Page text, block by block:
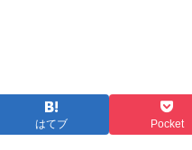
はてブ Pocket